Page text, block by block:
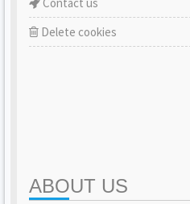
Delete cookies
ABOUT US